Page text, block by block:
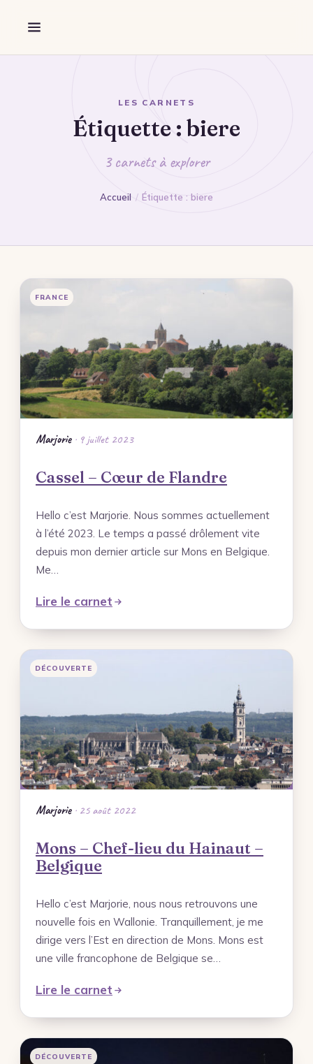
Destination
Mon Portfolio
Forêt de Marchiennes – Portfolio
Ville de Tournai – Belgique – Portfolio
Terre de Mineurs – Portfolio
Les Ardennes Belges – Coup de Cœur –
Les Monts des Flandres – Idée Rando –
Rechercher
LES CARNETS
Étiquette : biere
3 carnets à explorer
Accueil / Étiquette : biere
FRANCE
Marjorie· 9 juillet 2023
Cassel – Cœur de Flandre
Hello c’est Marjorie. Nous sommes actuellement
à l’été 2023. Le temps a passé drôlement vite
depuis mon dernier article sur Mons en Belgique.
Me…
Lire le carnet
DÉCOUVERTE
Marjorie· 25 août 2022
Mons – Chef-lieu du Hainaut –
Belgique
Hello c’est Marjorie, nous nous retrouvons une
nouvelle fois en Wallonie. Tranquillement, je me
dirige vers l’Est en direction de Mons. Mons est
une ville francophone de Belgique se…
Lire le carnet
DÉCOUVERTE